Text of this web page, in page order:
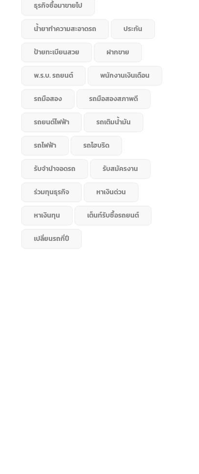
ธุรกิจซื้อมาขายไป
น้ำยาทำความสะอาดรถ ประกัน
ป้ายทะเบียนสวย ฝากขาย
พ.ร.บ. รถยนต์ พนักงานเงินเดือน
รถมือสอง รถมือสองสภาพดี
รถยนต์ไฟฟ้า รถเติมน้ำมัน
รถไฟฟ้า รถไฮบริด
รับจำนำจอดรถ รับสมัครงาน
ร่วมทุนธุรกิจ หาเงินด่วน
หาเงินทุน เต็นท์รับซื้อรถยนต์
เปลี่ยนรถกี่ปี